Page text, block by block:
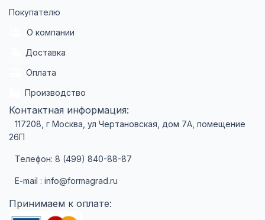
Покупателю
О компании
Доставка
Оплата
Производство
Контактная информация:
117208, г Москва, ул Чертановская, дом 7А, помещение
26П
Телефон: 8 (499) 840-88-87
E-mail : info@formagrad.ru
Принимаем к оплате: